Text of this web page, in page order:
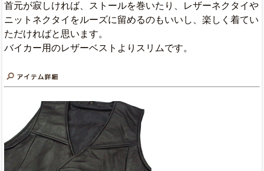
首元が寂しければ、ストールを巻いたり、レザーネクタイや
ニットネクタイをルーズに留めるのもいいし、楽しく着てい
ただければと思います。
バイカー用のレザーベストよりスリムです。